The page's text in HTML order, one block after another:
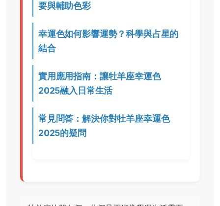
要與輔助色彩
幸運色如何影響運勢？科學與占星的
結合
實用應用指南：讓牡羊座幸運色
2025融入日常生活
常見問答：解決你對牡羊座幸運色
2025的疑問